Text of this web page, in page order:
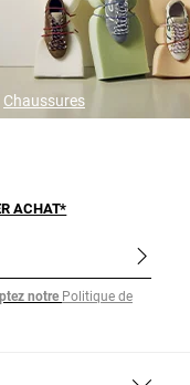
Chaussures
ACHAT*
notre Politique de